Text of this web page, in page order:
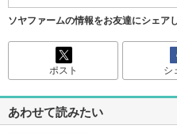
ソヤファームの情報をお友達にシェア
ポスト シ
あわせて読みたい